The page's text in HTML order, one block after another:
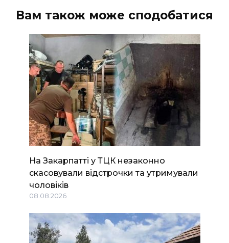
Вам також може сподобатися
На Закарпатті у ТЦК незаконно
скасовували відстрочки та утримували
чоловіків
08.08.2026